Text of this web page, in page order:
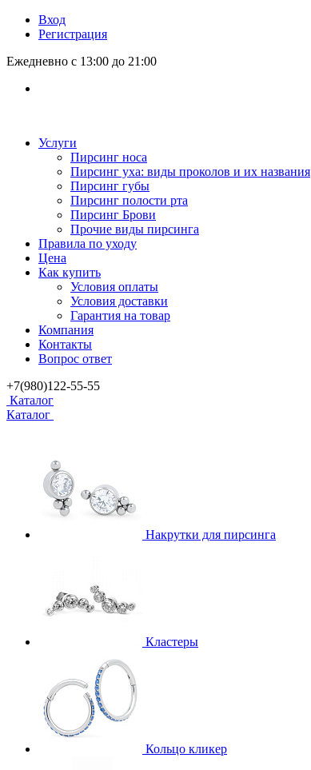
Вход
Регистрация
Ежедневно с 13:00 до 21:00
Услуги
Пирсинг носа
Пирсинг уха: виды проколов и их названия
Пирсинг губы
Пирсинг полости рта
Пирсинг Брови
Прочие виды пирсинга
Правила по уходу
Цена
Как купить
Условия оплаты
Условия доставки
Гарантия на товар
Компания
Контакты
Вопрос ответ
+7(980)122-55-55
Каталог
Каталог
Накрутки для пирсинга
Кластеры
Кольцо кликер